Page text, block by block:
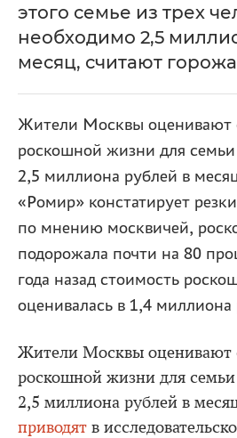
этого семье из трех
необходимо 2,5
месяц, считают
Жители Москвы оценивают
роскошной жизни для семьи
2,5 миллиона рублей в
«Ромир» констатирует
по мнению москвичей,
подорожала почти на 80
года назад стоимость
оценивалась в 1,4 миллиона
Жители Москвы оценивают
роскошной жизни для семьи
2,5 миллиона рублей в
приводят в